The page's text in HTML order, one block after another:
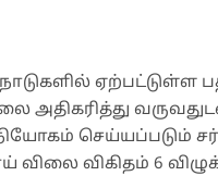
நாடுகளில் ஏற்பட்டுள்ள
அதிகரித்து
செய்யப்படும்
விகிதம் 6